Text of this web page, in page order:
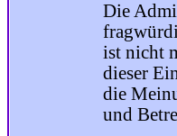
Die
ist nicht
dieser
die
und